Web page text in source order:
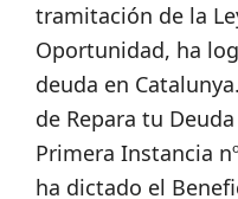
tramitación de la
Oportunidad, ha
deuda en
de Repara tu
Primera Instancia
ha dictado el